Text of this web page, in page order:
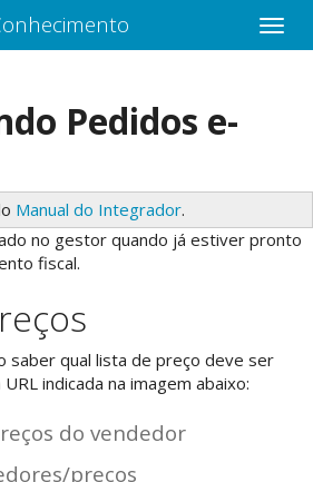
Pedidos e-
Manual do Integrador.
no gestor quando já estiver pronto
fiscal.
saber qual lista de preço deve ser
indicada na imagem abaixo:
do vendedor
precos